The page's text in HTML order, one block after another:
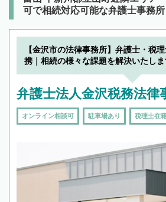
可で相続対応可能な弁護士事務所
【金沢市の法律事務所】弁護士・税
携｜相続の様々な課題を解決いたし
弁護士法人金沢税務法律
オンライン相談可 駐車場あり 税理士在